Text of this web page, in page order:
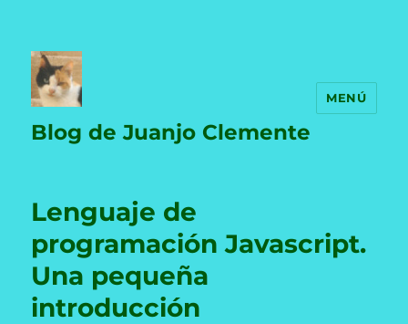
Blog de Juanjo Clemente
MENÚ
Lenguaje de
programación Javascript.
Una pequeña
introducción